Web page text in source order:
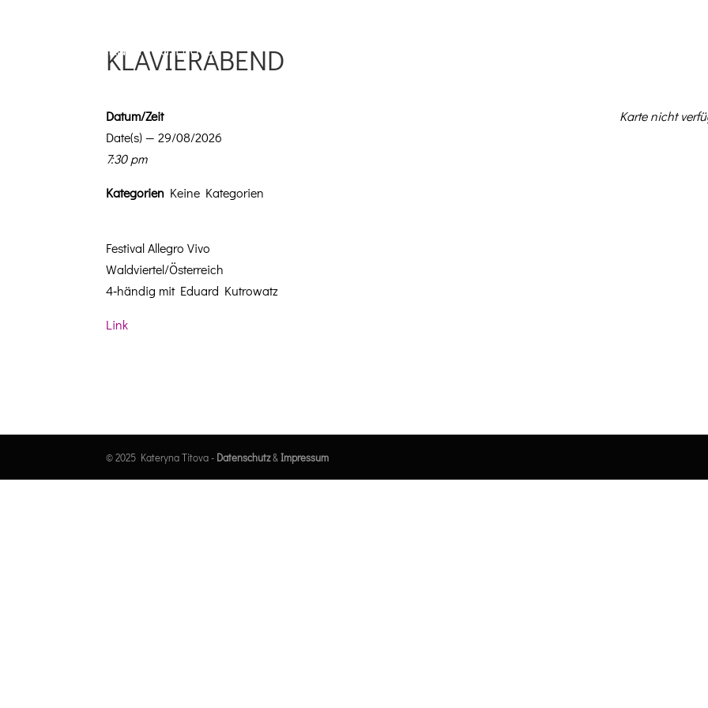
KLAVIERABEND
Karte nicht
Datum/Zeit
Date(s) — 29/08/2026
7:30 pm
Kat­e­gorien Keine Kategorien
Fes­ti­val Alle­gro Vivo
Waldviertel/Österreich
4‑händig mit Eduard Kutrowatz
Link
© 2025 Kateryna Titova - Datenschutz&Impressum